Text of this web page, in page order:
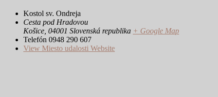
Kostol sv. Ondreja
Cesta pod Hradovou
Košice 04001 Slovenská republika + Google Map
Telefón 0948 290 607
View Miesto udalosti Website